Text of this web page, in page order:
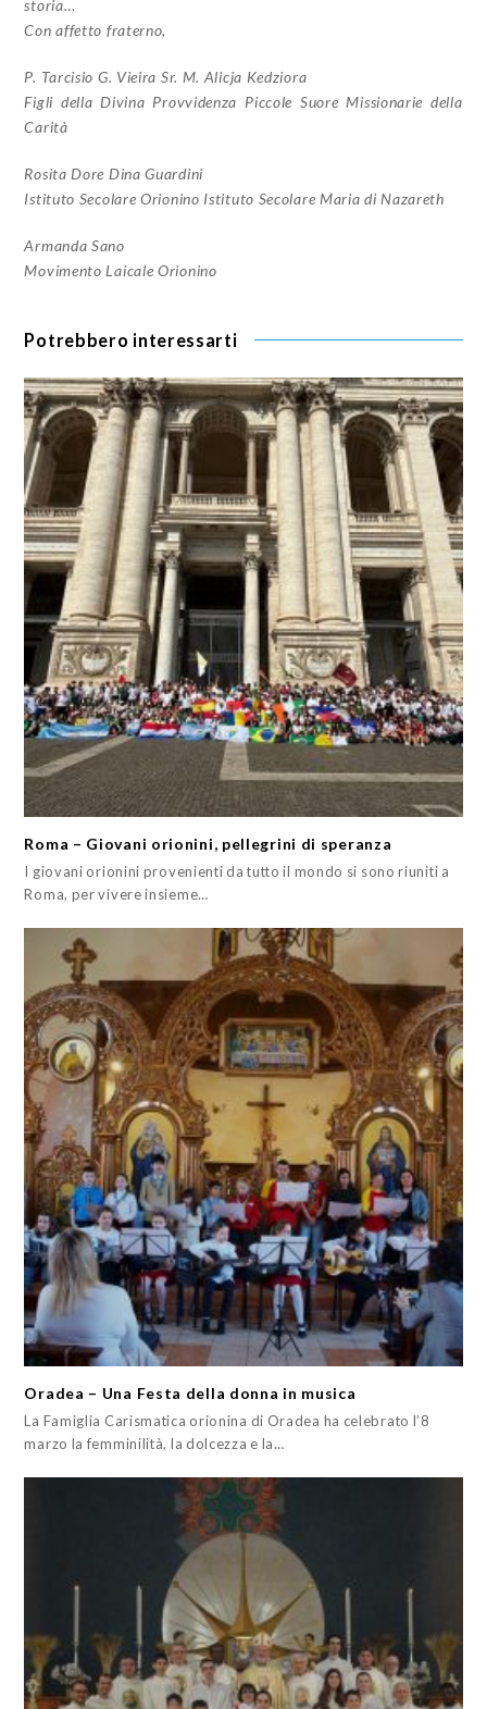
storia…
Con affetto fraterno,
P. Tarcisio G. Vieira Sr. M. Alicja Kedziora
Figli della Divina Provvidenza Piccole Suore Missionarie della
Carità
Rosita Dore Dina Guardini
Istituto Secolare Orionino Istituto Secolare Maria di Nazareth
Armanda Sano
Movimento Laicale Orionino
Potrebbero interessarti
Roma – Giovani orionini, pellegrini di speranza
I giovani orionini provenienti da tutto il mondo si sono riuniti a
Roma, per vivere insieme…
Oradea – Una Festa della donna in musica
La Famiglia Carismatica orionina di Oradea ha celebrato l’8
marzo la femminilità, la dolcezza e la…